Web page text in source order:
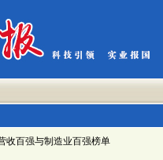
收百强与制造业百强榜单